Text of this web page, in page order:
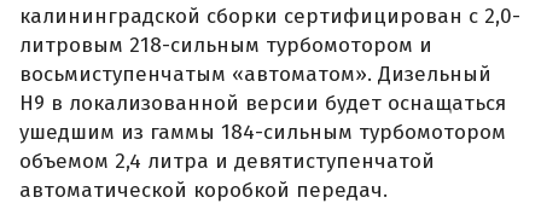
калининградской сборки сертифицирован с 2,0-
литровым 218-сильным турбомотором и
восьмиступенчатым «автоматом». Дизельный
H9 в локализованной версии будет оснащаться
ушедшим из гаммы 184-сильным турбомотором
объемом 2,4 литра и девятиступенчатой
автоматической коробкой передач.